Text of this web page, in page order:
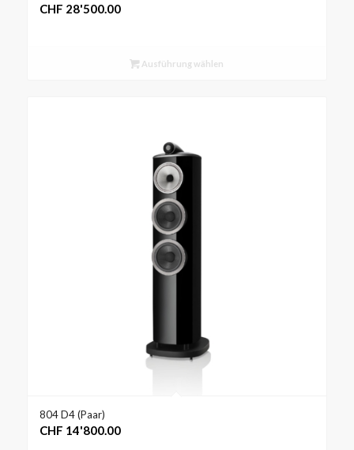
CHF 28'500.00
Ausführung wählen
804 D4 (Paar)
CHF 14'800.00